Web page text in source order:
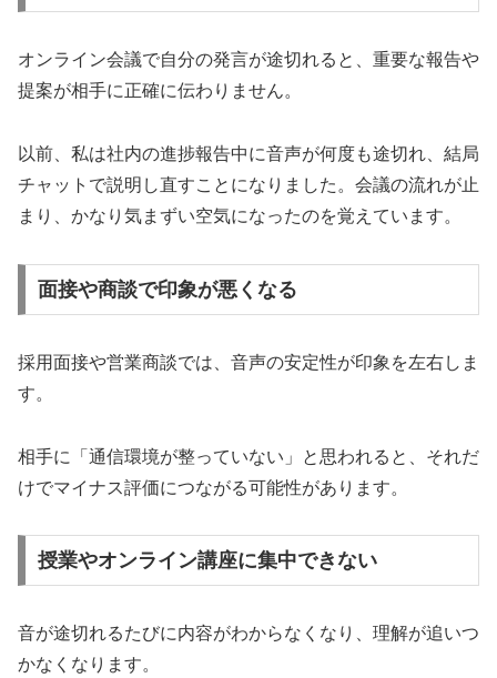
オンライン会議で自分の発言が途切れると、重要な報告や
提案が相手に正確に伝わりません。
以前、私は社内の進捗報告中に音声が何度も途切れ、結局
チャットで説明し直すことになりました。会議の流れが止
まり、かなり気まずい空気になったのを覚えています。
面接や商談で印象が悪くなる
採用面接や営業商談では、音声の安定性が印象を左右しま
す。
相手に「通信環境が整っていない」と思われると、それだ
けでマイナス評価につながる可能性があります。
授業やオンライン講座に集中できない
音が途切れるたびに内容がわからなくなり、理解が追いつ
かなくなります。